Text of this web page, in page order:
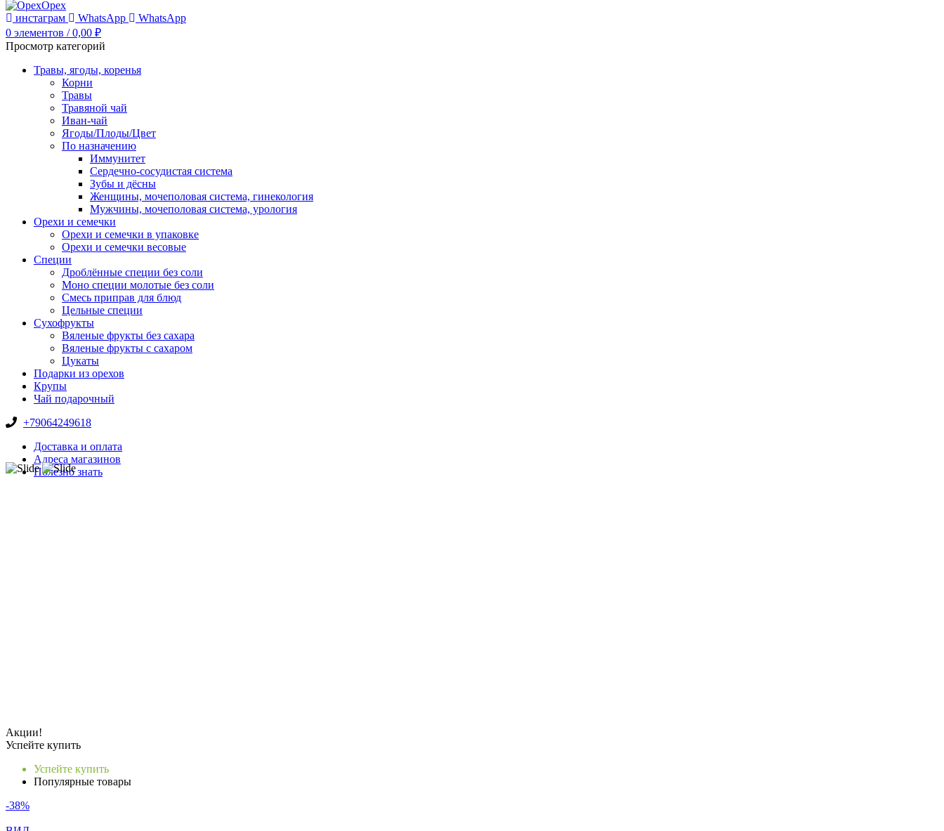
инстаграм WhatsApp
WhatsApp
0 элементов / 0,00 ₽
Просмотр категорий
Травы, ягоды, коренья
Корни
Травы
Травяной чай
Иван-чай
Ягоды/Плоды/Цвет
По назначению
Иммунитет
Сердечно-сосудистая система
Зубы и дёсны
Женщины, мочеполовая система, гинекология
Мужчины, мочеполовая система, урология
Орехи и семечки
Орехи и семечки в упаковке
Орехи и семечки весовые
Специи
Дроблённые специи без соли
Моно специи молотые без соли
Смесь приправ для блюд
Цельные специи
Сухофрукты
Вяленые фрукты без сахара
Вяленые фрукты с сахаром
Цукаты
Подарки из орехов
Крупы
Чай подарочный
+79064249618
Доставка и оплата
Адреса магазинов
Полезно знать
Акции!
Успейте купить
Успейте купить
Популярные товары
-38%